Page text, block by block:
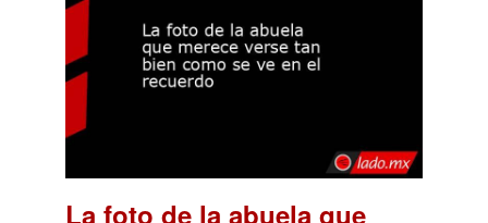
La foto de la abuela que